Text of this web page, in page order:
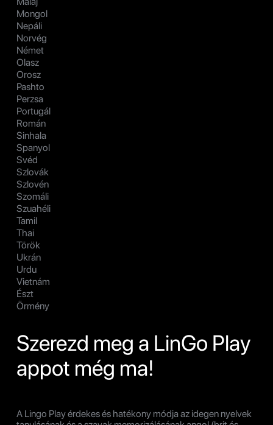
Mongol
Nepáli
Norvég
Német
Olasz
Orosz
Pashto
Perzsa
Portugál
Román
Sinhala
Spanyol
Svéd
Szlovák
Szlovén
Szomáli
Szuahéli
Tamil
Thai
Török
Ukrán
Urdu
Vietnám
Észt
Örmény
Szerezd meg a LinGo Play
appot még ma!
A Lingo Play érdekes és hatékony módja az idegen nyelvek